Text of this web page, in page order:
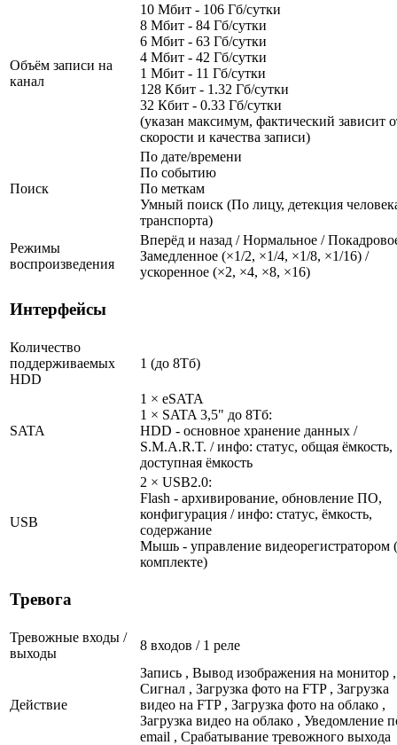
Объём записи на
канал
10 Мбит - 106 Гб/сутки
8 Мбит - 84 Гб/сутки
6 Мбит - 63 Гб/сутки
4 Мбит - 42 Гб/сутки
1 Мбит - 11 Гб/сутки
128 Кбит - 1.32 Гб/сутки
32 Кбит - 0.33 Гб/сутки
(указан максимум, фактический зависит
скорости и качества записи)
Поиск
По дате/времени
По событию
По меткам
Умный поиск (По лицу, детекция
транспорта)
Режимы
воспроизведения
Вперёд и назад / Нормальное /
Замедленное (×1/2, ×1/4, ×1/8, ×1/16) /
ускоренное (×2, ×4, ×8, ×16)
Интерфейсы
Количество
поддерживаемых
HDD
1 (до 8Тб)
SATA
1 × eSATA
1 × SATA 3,5" до 8Тб:
HDD - основное хранение данных /
S.M.A.R.T. / инфо: статус, общая ёмкость,
доступная ёмкость
USB
2 × USB2.0:
Flash - архивирование, обновление ПО,
конфигурация / инфо: статус, ёмкость,
содержание
Мышь - управление видеорегистратором
комплекте)
Тревога
Тревожные входы /
выходы
8 входов / 1 реле
Действие
Запись , Вывод изображения на монитор ,
Сигнал , Загрузка фото на FTP , Загрузка
видео на FTP , Загрузка фото на облако ,
Загрузка видео на облако , Уведомление
email , Срабатывание тревожного выхода